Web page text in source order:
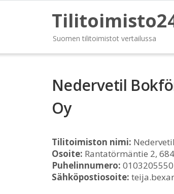
Suomen tilitoimistot vertailussa
Nedervetil
Oy
Tilitoimiston nimi:
Osoite: Rantatörmäntie 2,
Puhelinnumero: 0103205550
Sähköpostiosoite: